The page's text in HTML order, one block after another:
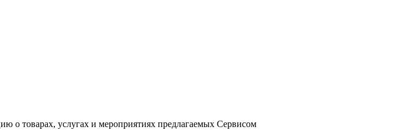
о товарах, услугах и мероприятиях предлагаемых Сервисом